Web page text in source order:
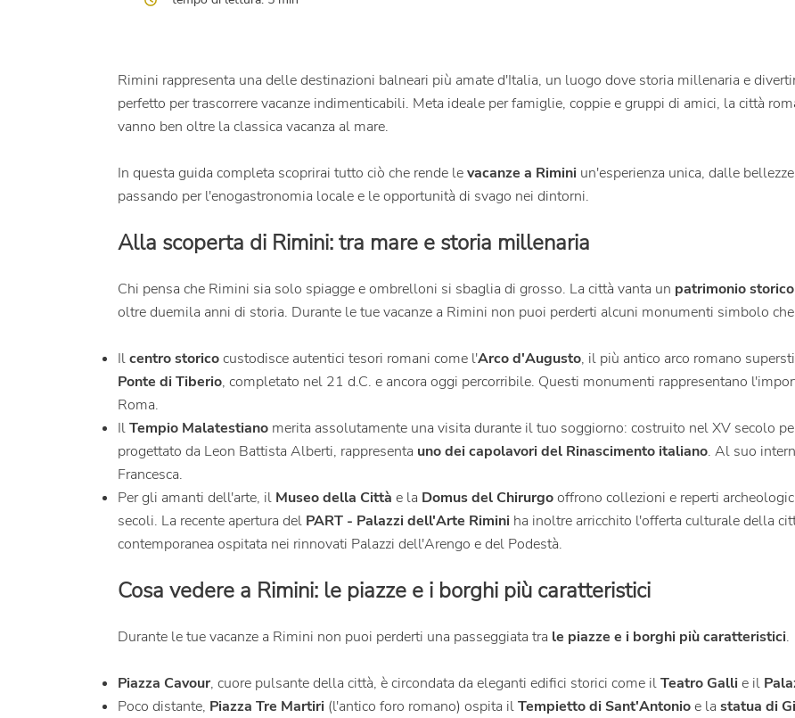
Rimini rappresenta una delle destinazioni balneari più amate d'Italia, un luogo dove storia millenaria e
perfetto per trascorrere vacanze indimenticabili. Meta ideale per famiglie, coppie e gruppi di amici, la città
vanno ben oltre la classica vacanza al mare.
In questa guida completa scoprirai tutto ciò che rende levacanze a Rimini un'esperienza unica, dalle
passando per l'enogastronomia locale e le opportunità di svago nei dintorni.
Alla scoperta di Rimini: tra mare e storia millenaria
Chi pensa che Rimini sia solo spiagge e ombrelloni si sbaglia di grosso. La città vanta un patrimonio
oltre duemila anni di storia. Durante le tue vacanze a Rimini non puoi perderti alcuni monumenti simbolo
Ilcentro storicocustodisce autentici tesori romani come l'Arco d'Augusto, il più antico arco romano
Ponte di Tiberio, completato nel 21 d.C. e ancora oggi percorribile. Questi monumenti rappresentano
Roma.
IlTempio Malatestiano merita assolutamente una visita durante il tuo soggiorno: costruito nel XV secolo
progettato da Leon Battista Alberti, rappresenta uno dei capolavori del Rinascimento italiano. Al suo
Francesca.
Per gli amanti dell'arte, il Museo della Città e la Domus del Chirurgooffrono collezioni e reperti
secoli. La recente apertura del PART - Palazzi dell'Arte Rimini ha inoltre arricchito l'offerta culturale della
contemporanea ospitata nei rinnovati Palazzi dell'Arengo e del Podestà.
Cosa vedere a Rimini: le piazze e i borghi più caratteristici
Durante le tue vacanze a Rimini non puoi perderti una passeggiata tra le piazze e i borghi più caratteristici.
Piazza Cavour, cuore pulsante della città, è circondata da eleganti edifici storici come ilTeatro Gallie il
Poco distante, Piazza Tre Martiri (l'antico foro romano) ospita ilTempietto di Sant'Antonioe la statua di